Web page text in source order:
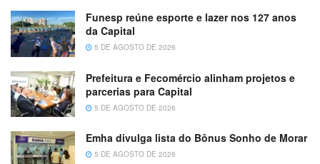
Funesp reúne esporte e lazer nos 127 anos
da Capital
5 DE AGOSTO DE 2026
Prefeitura e Fecomércio alinham projetos e
parcerias para Capital
5 DE AGOSTO DE 2026
Emha divulga lista do Bônus Sonho de Morar
5 DE AGOSTO DE 2026